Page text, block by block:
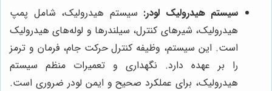
سیستم هیدرولیک لودر: سیستم هیدرولیک، شامل پمپ
هیدرولیک، شیرهای کنترل، سیلندرها و لوله‌های هیدرولیک
است. این سیستم، وظیفه کنترل حرکت جام، فرمان و ترمز
را بر عهده دارد. نگهداری و تعمیرات منظم سیستم
هیدرولیک، برای عملکرد صحیح و ایمن لودر ضروری است.